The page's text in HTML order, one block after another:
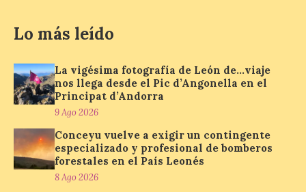
La Feria del Motor abre
Nuestra Señora del
Carmen de La Bañeza
9 Ago 2026
La muestra presenta
alrededor de una treintena
de motocicletas,
procedentes tanto de
Lo más leído
La vigésima fotografía de León de…viaje
nos llega desde el Pic d’Angonella en el
Principat d’Andorra
9 Ago 2026
Conceyu vuelve a exigir un contingente
especializado y profesional de bomberos
forestales en el País Leonés
8 Ago 2026